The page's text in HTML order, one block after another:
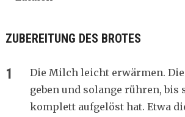
ZUBEREITUNG DES BROTES
Die Milch leicht erwärmen.
geben und solange rühren, bis
komplett aufgelöst hat. Etwa